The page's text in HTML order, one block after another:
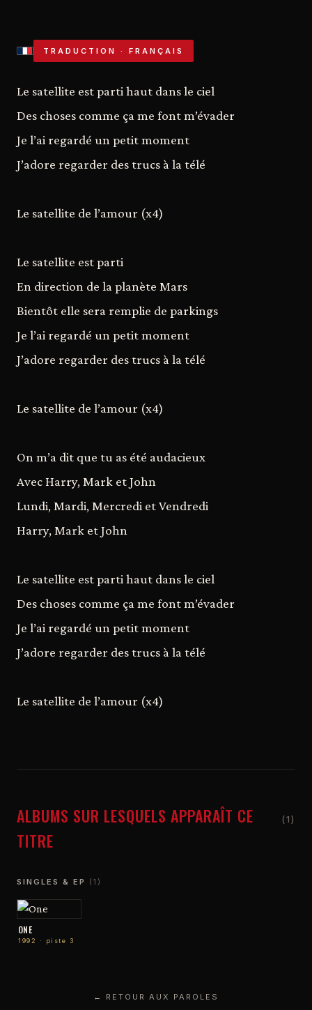
TRADUCTION · FRANÇAIS
Le satellite est parti haut dans le ciel
Des choses comme ça me font m’évader
Je l’ai regardé un petit moment
J’adore regarder des trucs à la télé
Le satellite de l’amour (x4)
Le satellite est parti
En direction de la planète Mars
Bientôt elle sera remplie de parkings
Je l’ai regardé un petit moment
J’adore regarder des trucs à la télé
Le satellite de l’amour (x4)
On m’a dit que tu as été audacieux
Avec Harry, Mark et John
Lundi, Mardi, Mercredi et Vendredi
Harry, Mark et John
Le satellite est parti haut dans le ciel
Des choses comme ça me font m’évader
Je l’ai regardé un petit moment
J’adore regarder des trucs à la télé
Le satellite de l’amour (x4)
ALBUMS SUR LESQUELS APPARAÎT CE
TITRE
(1)
SINGLES & EP (1)
ONE
1992 · piste 3
← RETOUR AUX PAROLES